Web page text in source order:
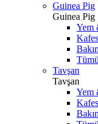
Guinea Pig
Guinea Pig
Yem
Tavşan
Tavşan
Yem